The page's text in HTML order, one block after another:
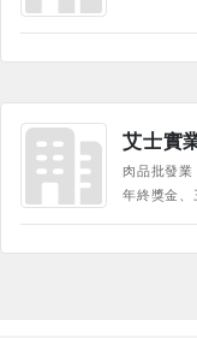
艾士實
肉品批發業
年終獎金、